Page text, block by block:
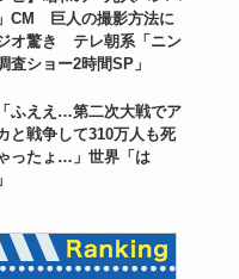
CM 巨人の撮影方法に
オ驚き テレ朝系「ニン
査ショー2時間SP」
ふええ…第二次大戦でア
と戦争して310万人も死
ったょ…」世界「は